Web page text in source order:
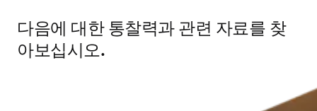
다음에 대한 통찰력과 관련 자료를 찾
아보십시오.